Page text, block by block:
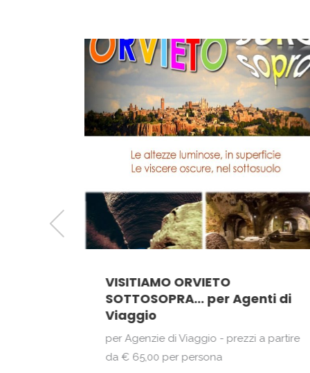
VISITIAMO ORVIETO
SOTTOSOPRA… per Agenti di
Viaggio
per Agenzie di Viaggio - prezzi a partire
da € 65,00 per persona